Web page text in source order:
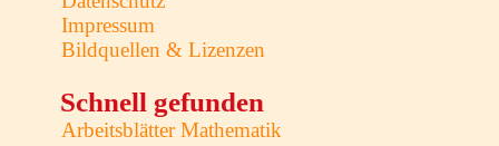
Impressum
Bildquellen & Lizenzen
Schnell gefunden
Arbeitsblätter Mathematik